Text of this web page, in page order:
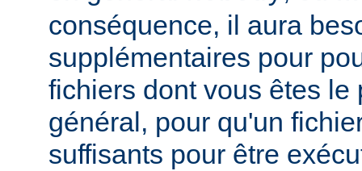
conséquence, il aura
supplémentaires pour
fichiers dont vous êtes le
général, pour qu'un
suffisants pour être